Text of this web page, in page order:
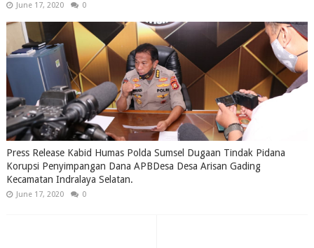
June 17, 2020 0
Press Release Kabid Humas Polda Sumsel Dugaan Tindak Pidana
Korupsi Penyimpangan Dana APBDesa Desa Arisan Gading
Kecamatan Indralaya Selatan.
June 17, 2020 0